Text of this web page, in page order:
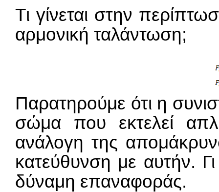
Τι γίνεται στην
αρμονική ταλάντωση;
Παρατηρούμε ότι η
σώμα που εκτελεί
ανάλογη της
κατεύθυνση με αυτήν.
δύναμη επαναφοράς.